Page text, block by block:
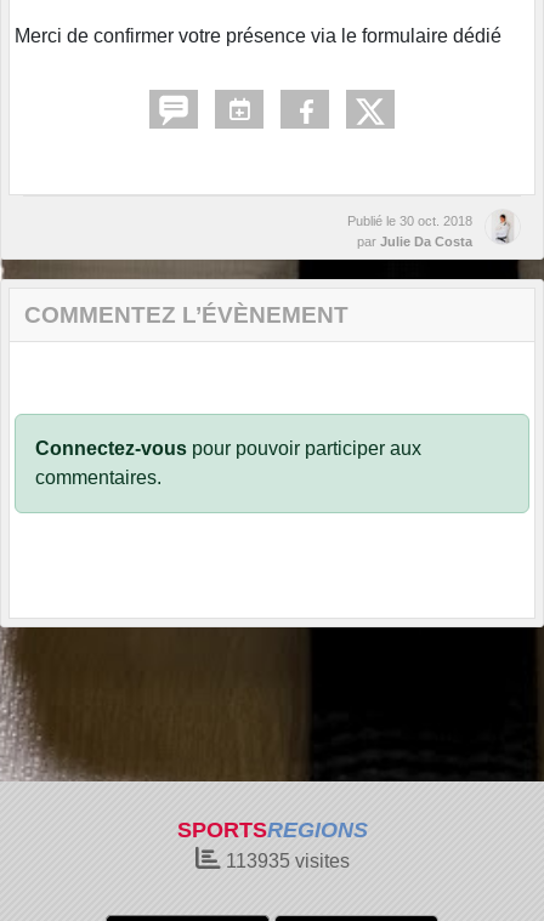
Merci de confirmer votre présence via le formulaire dédié
Publié le 30 oct. 2018
par Julie Da Costa
COMMENTEZ L’ÉVÈNEMENT
Connectez-vous pour pouvoir participer aux
commentaires.
SPORTSREGIONS
113935 visites